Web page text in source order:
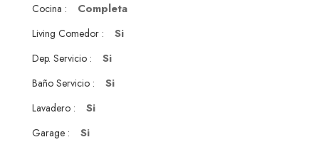
Cocina : Completa
Living Comedor : Si
Dep. Servicio : Si
Baño Servicio : Si
Lavadero : Si
Garage : Si